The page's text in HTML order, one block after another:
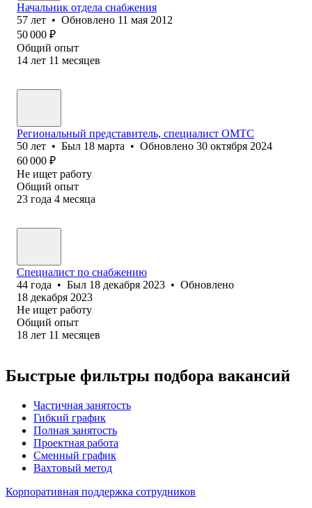
Начальник отдела снабжения
57 лет • Обновлено 11 мая 2012
50 000 ₽
Общий опыт
14 лет 11 месяцев
Региональный представитель, специалист ОМТС
50 лет • Был 18 марта • Обновлено 30 октября 2024
60 000 ₽
Не ищет работу
Общий опыт
23 года 4 месяца
Специалист по снабжению
44 года • Был 18 декабря 2023 • Обновлено
18 декабря 2023
Не ищет работу
Общий опыт
18 лет 11 месяцев
Быстрые фильтры подбора вакансий
Частичная занятость
Гибкий график
Полная занятость
Проектная работа
Сменный график
Вахтовый метод
Корпоративная поддержка сотрудников